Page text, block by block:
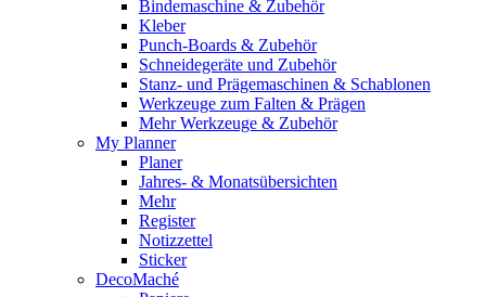
Bindemaschine & Zubehör
Kleber
Punch-Boards & Zubehör
Schneidegeräte und Zubehör
Stanz- und Prägemaschinen & Schablonen
Werkzeuge zum Falten & Prägen
Mehr Werkzeuge & Zubehör
My Planner
Planer
Jahres- & Monatsübersichten
Mehr
Register
Notizzettel
Sticker
DecoMaché